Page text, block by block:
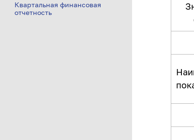
Квартальная финансовая
отчетность